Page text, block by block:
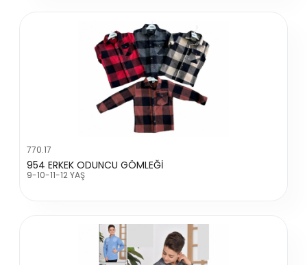
770.17
954 ERKEK ODUNCU GÖMLEĞİ
9-10-11-12 YAŞ